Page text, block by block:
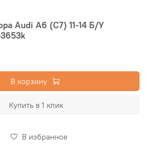
Audi A6 (C7) 11-14 Б/У
В избранное
В корзину
Купить в 1 клик